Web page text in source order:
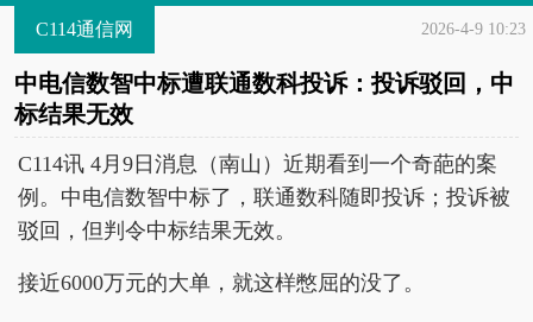
C114通信网 2026-4-9 10:23
中电信数智中标遭联通数科投诉：投诉驳回，中
标结果无效
C114讯 4月9日消息（南山）近期看到一个奇葩的案
例。中电信数智中标了，联通数科随即投诉；投诉被
驳回，但判令中标结果无效。
接近6000万元的大单，就这样憋屈的没了。